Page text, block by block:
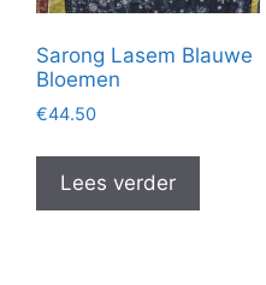
Sarong Lasem Blauwe
Bloemen
€44.50
Lees verder